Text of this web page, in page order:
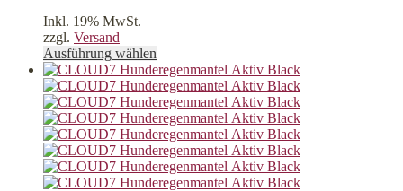
werden
Inkl. 19% MwSt.
zzgl. Versand
Ausführung wählen
Produkt
weist
mehrere
Varianten
auf.
Die
Optionen
können